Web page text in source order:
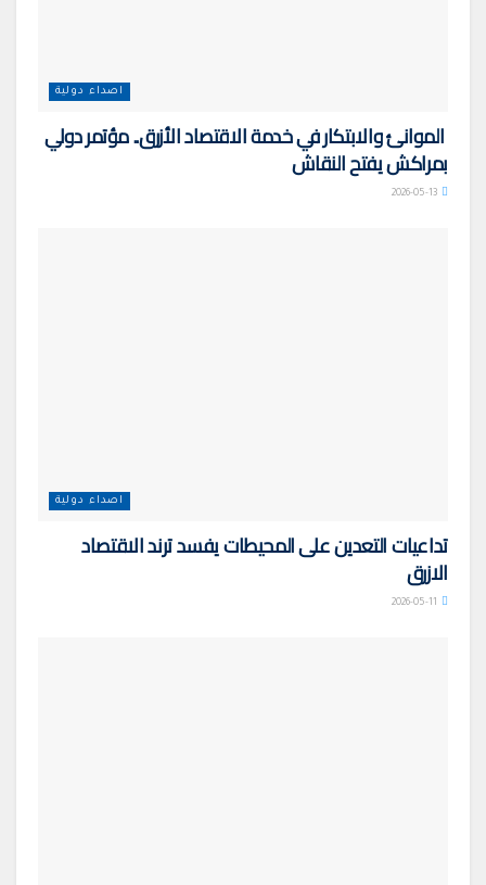
اصداء دولية
الموانئ والابتكار في خدمة الاقتصاد الأزرق.. مؤتمر دولي
بمراكش يفتح النقاش
اصداء دولية
تداعيات التعدين على المحيطات يفسد ترند الاقتصاد
الازرق